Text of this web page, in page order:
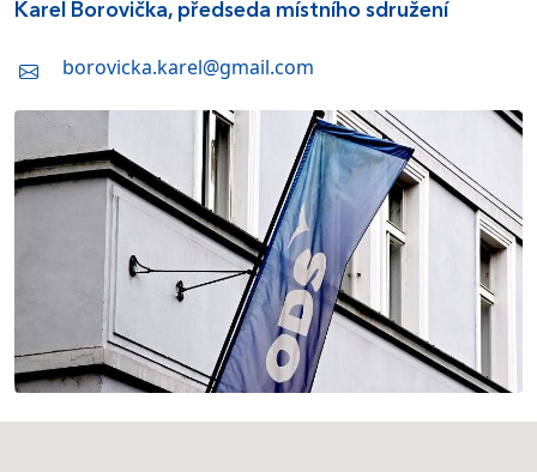
Karel Borovička, předseda místního sdružení
borovicka.karel@gmail.com